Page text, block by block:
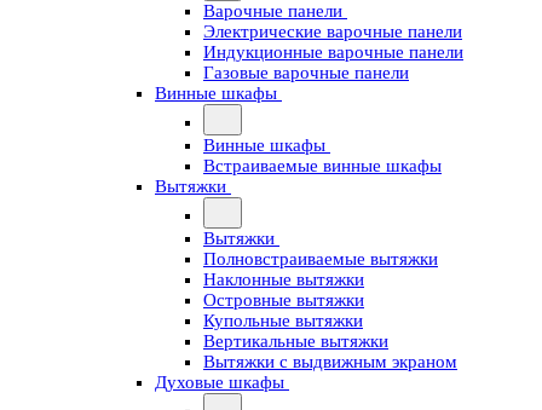
Варочные панели
Электрические варочные панели
Индукционные варочные панели
Газовые варочные панели
Винные шкафы
Винные шкафы
Встраиваемые винные шкафы
Вытяжки
Вытяжки
Полновстраиваемые вытяжки
Наклонные вытяжки
Островные вытяжки
Купольные вытяжки
Вертикальные вытяжки
Вытяжки с выдвижным экраном
Духовые шкафы